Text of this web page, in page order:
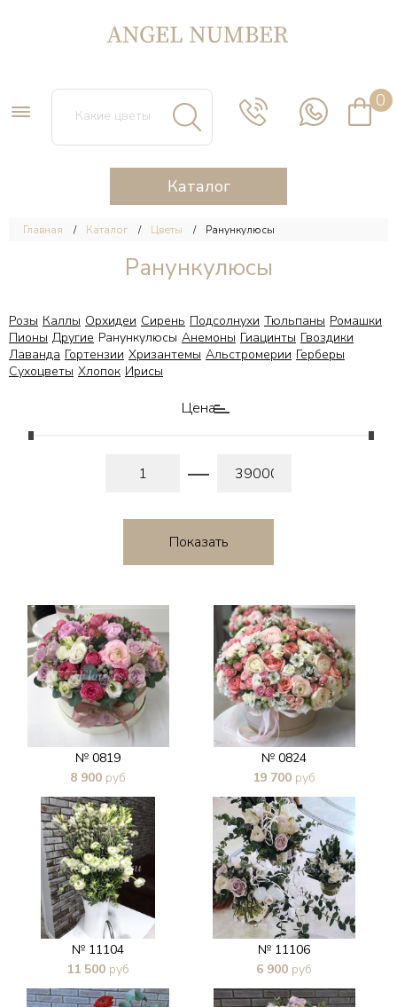
0
Каталог
Главная Каталог Цветы Ранункулюсы
Ранункулюсы
Розы Каллы Орхидеи Сирень Подсолнухи Тюльпаны Ромашки
Пионы Другие Ранункулюсы Анемоны Гиацинты Гвоздики
Лаванда Гортензии Хризантемы Альстромерии Герберы
Сухоцветы Хлопок Ирисы
Цена
№ 0819
8 900 руб
В 1 клик
№ 0824
19 700 руб
В 1 клик
№ 11104
11 500 руб
В 1 клик
№ 11106
6 900 руб
В 1 клик